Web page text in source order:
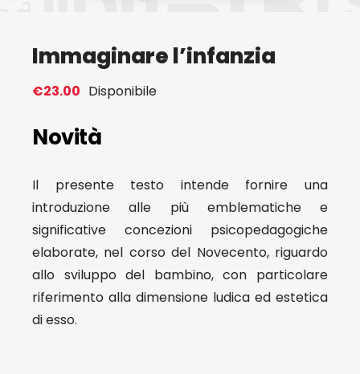
Immaginare l’infanzia
€23.00 Disponibile
Novità
Il presente testo intende fornire una
introduzione alle più emblematiche e
significative concezioni psicopedagogiche
elaborate, nel corso del Novecento, riguardo
allo sviluppo del bambino, con particolare
riferimento alla dimensione ludica ed estetica
di esso.